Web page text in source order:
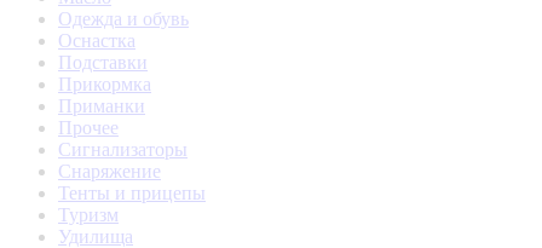
Одежда и обувь
Оснастка
Подставки
Прикормка
Приманки
Прочее
Сигнализаторы
Снаряжение
Тенты и прицепы
Туризм
Удилища